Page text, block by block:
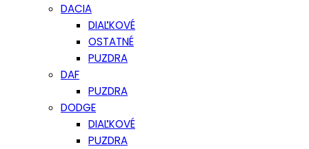
DACIA
DIAĽKOVÉ
OSTATNÉ
PUZDRA
DAF
PUZDRA
DODGE
DIAĽKOVÉ
PUZDRA